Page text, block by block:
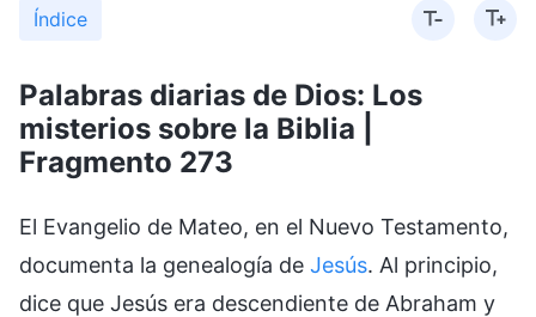
Índice
Palabras diarias de Dios: Los
misterios sobre la Biblia |
Fragmento 273
El Evangelio de Mateo, en el Nuevo Testamento,
documenta la genealogía de Jesús. Al principio,
dice que Jesús era descendiente de Abraham y